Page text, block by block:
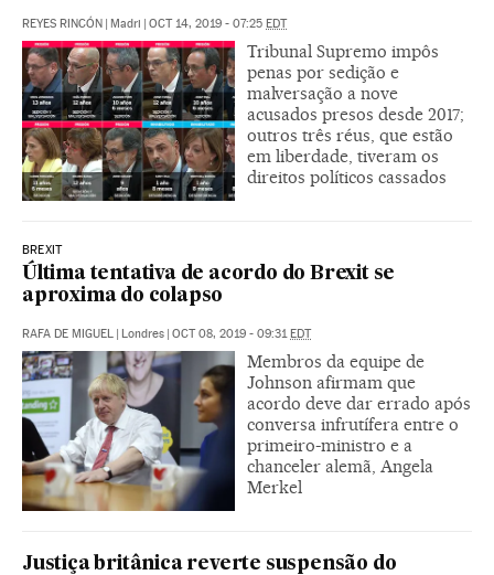
REYES RINCÓN | Madri | OCT 14, 2019 - 07:25 EDT
Tribunal Supremo impôs
penas por sedição e
malversação a nove
acusados presos desde 2017;
outros três réus, que estão
em liberdade, tiveram os
direitos políticos cassados
BREXIT
Última tentativa de acordo do Brexit se
aproxima do colapso
RAFA DE MIGUEL | Londres | OCT 08, 2019 - 09:31EDT
Membros da equipe de
Johnson afirmam que
acordo deve dar errado após
conversa infrutífera entre o
primeiro-ministro e a
chanceler alemã, Angela
Merkel
Justiça britânica reverte suspensão do